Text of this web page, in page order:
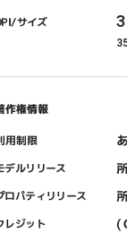
サイズ
作権情報
用制限
デルリリース
ロパティリリース
レジット (